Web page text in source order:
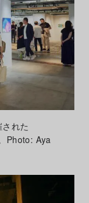
れた
Photo: Aya